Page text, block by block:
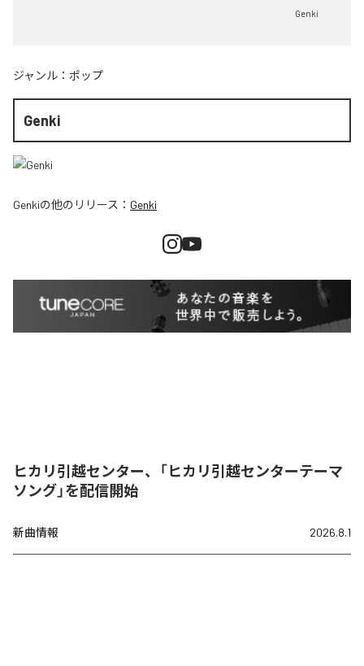
Genki
ジャンル： ポップ
Genki
Genkiの他のリリース： Genki
ヒカリ引越センター、「ヒカリ引越センターテーマ
ソング」を配信開始
新曲情報 2026.8.1